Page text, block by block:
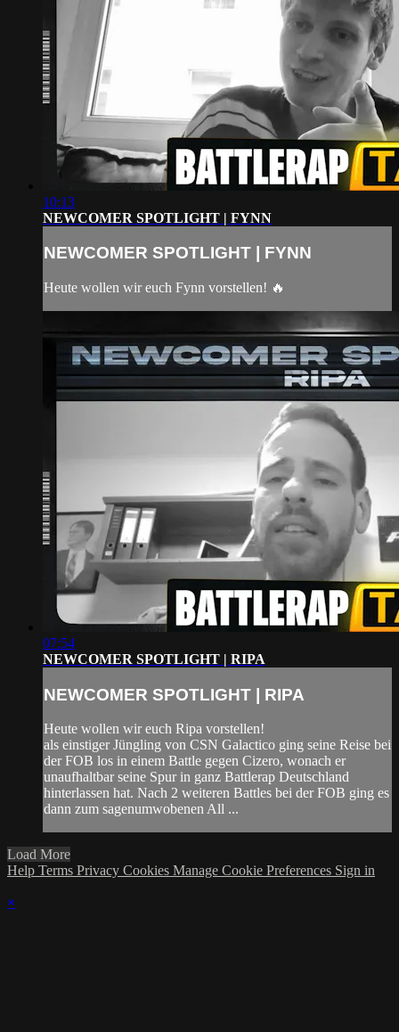
10:13
NEWCOMER SPOTLIGHT | FYNN
NEWCOMER SPOTLIGHT | FYNN
Heute wollen wir euch Fynn vorstellen! 🔥
07:54
NEWCOMER SPOTLIGHT | RIPA
NEWCOMER SPOTLIGHT | RIPA
Heute wollen wir euch Ripa vorstellen!
als einstiger Jüngling von CSN Galactico ging seine Reise bei
der FOB los in einem Battle gegen Cizero, wonach er
unaufhaltbar seine Spur in ganz Battlerap Deutschland
hinterlassen hat. Nach 2 weiteren Battles bei der FOB ging es
dann zum sagenumwobenen All ...
Load More
Help Terms Privacy Cookies Manage Cookie Preferences Sign in
×